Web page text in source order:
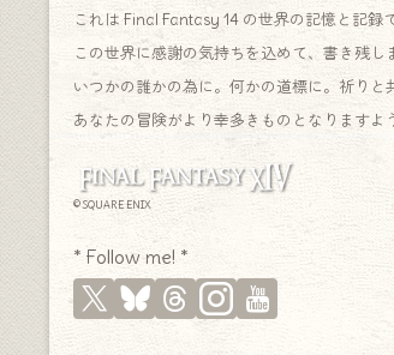
これは Final Fantasy 14 の世界の記憶と記録
この世界に感謝の気持ちを込めて、書き残し
いつかの誰かの為に。何かの道標に。祈りと
あなたの冒険がより幸多きものとなりますよ
© SQUARE ENIX
* Follow me! *